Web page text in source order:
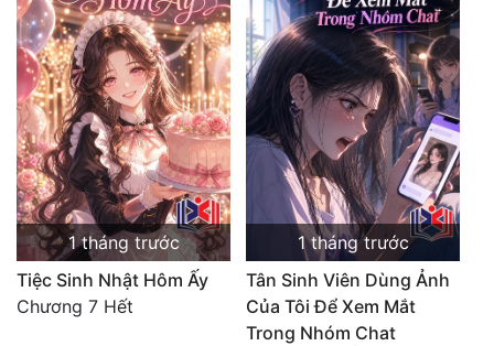
1 tháng trước
Tiệc Sinh Nhật Hôm Ấy
Chương 7 Hết
1 tháng trước
Tân Sinh Viên Dùng Ảnh
Của Tôi Để Xem Mắt
Trong Nhóm Chat